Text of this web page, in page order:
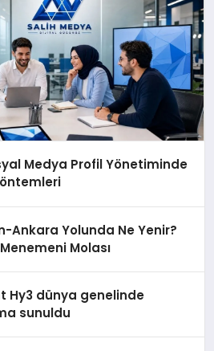
Medya Profil Yönetiminde
Ankara Yolunda Ne Yenir?
Molası
Hy3 dünya genelinde
sunuldu